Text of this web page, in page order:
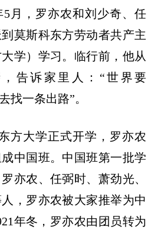
5 月，罗亦农和刘少奇、任
莫斯科东方劳动者共产主
学）学习。临行前，他从
告诉家里人： “世界要
找一条出路”。
方大学正式开学，罗亦农
中国班。中国班第一批学
亦农、任弼时、萧劲光、
，罗亦农被大家推举为中
年冬，罗亦农由团员转为